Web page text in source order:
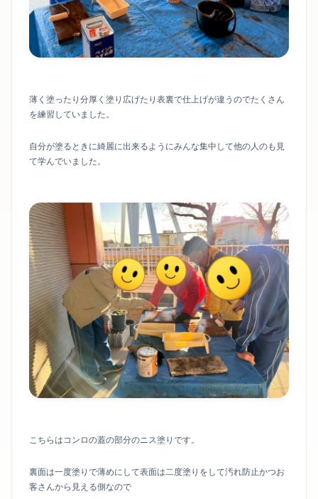
薄く塗ったり分厚く塗り広げたり表裏で仕上げが違うのでたくさん
を練習していました。
自分が塗るときに綺麗に出来るようにみんな集中して他の人のも見
て学んでいました。
こちらはコンロの蓋の部分のニス塗りです。
裏面は一度塗りで薄めにして表面は二度塗りをして汚れ防止かつお
客さんから見える側なので